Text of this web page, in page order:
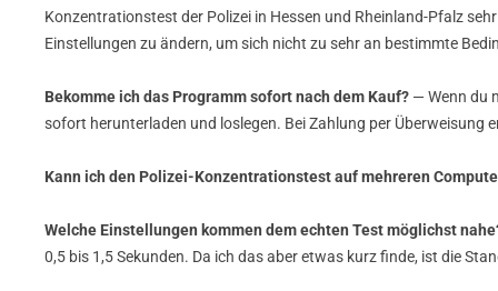
Konzentrationstest der Polizei in Hessen und Rheinland-Pfalz
Einstellungen zu ändern, um sich nicht zu sehr an bestimmte
Bekomme ich das Programm sofort nach dem Kauf? — Wenn du
sofort herunterladen und loslegen. Bei Zahlung per
Kann ich den Polizei-Konzentrationstest auf mehreren
Welche Einstellungen kommen dem echten Test möglichst
0,5 bis 1,5 Sekunden. Da ich das aber etwas kurz finde, ist die